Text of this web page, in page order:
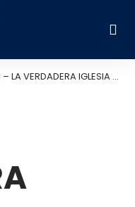
VERDADERA IGLESIA – OCTUBRE 2021